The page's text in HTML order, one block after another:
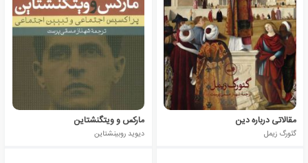
مقالاتی درباره دین
گئورگ زیمل
مارکس و ویتگنشتاین
دیوید روبینشتاین